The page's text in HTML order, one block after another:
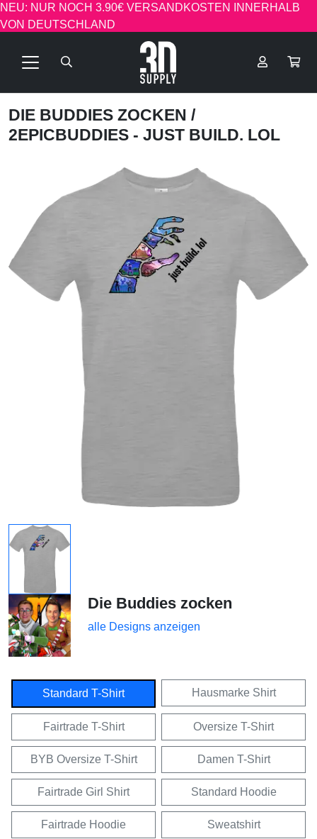
NEU: NUR NOCH 3.90€ VERSANDKOSTEN INNERHALB
VON DEUTSCHLAND
DIE BUDDIES ZOCKEN /
2EPICBUDDIES - JUST BUILD. LOL
Die Buddies zocken
alle Designs anzeigen
Standard T-Shirt Hausmarke Shirt
Fairtrade T-Shirt Oversize T-Shirt
BYB Oversize T-Shirt Damen T-Shirt
Fairtrade Girl Shirt Standard Hoodie
Fairtrade Hoodie Sweatshirt